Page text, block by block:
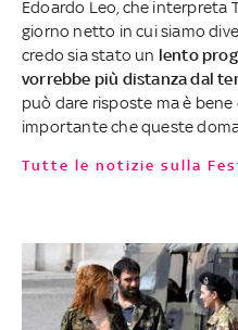
Edoardo Leo, che interpreta
giorno netto in cui siamo
credo sia stato un lento
vorrebbe più distanza dal
può dare risposte ma è
importante che queste
Tutte le notizie sulla